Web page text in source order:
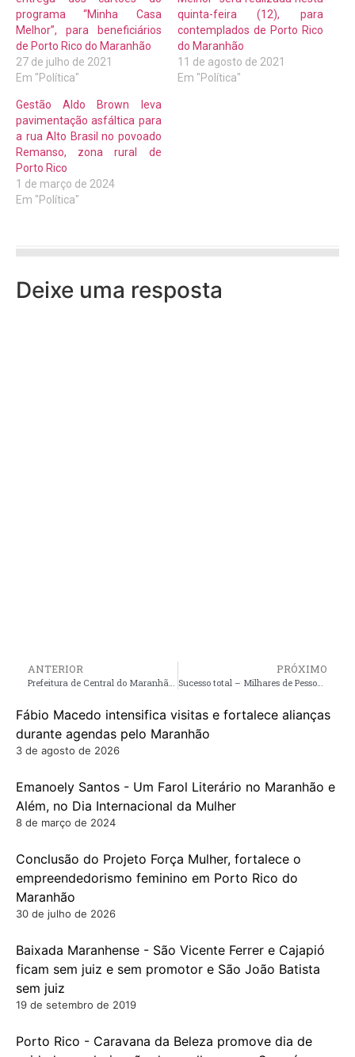
programa “Minha Casa
Melhor”, para beneficiários
de Porto Rico do Maranhão
27 de julho de 2021
Em "Política"
quinta-feira (12), para
contemplados de Porto Rico
do Maranhão
11 de agosto de 2021
Em "Política"
Gestão Aldo Brown leva
pavimentação asfáltica para
a rua Alto Brasil no povoado
Remanso, zona rural de
Porto Rico
1 de março de 2024
Em "Política"
Deixe uma resposta
ANTERIOR
Prefeitura de Central do Maranhão inicia Semana Pedagógica 2025, com foco na educação antirracista
PRÓXIMO
Sucesso total – Milhares de Pessoas saem às ruas de Pinheiro, junto com o prefeito André da RalpNet no bloco os Cara de Pão
Fábio Macedo intensifica visitas e fortalece alianças
durante agendas pelo Maranhão
3 de agosto de 2026
Emanoely Santos - Um Farol Literário no Maranhão e
Além, no Dia Internacional da Mulher
8 de março de 2024
Conclusão do Projeto Força Mulher, fortalece o
empreendedorismo feminino em Porto Rico do
Maranhão
30 de julho de 2026
Baixada Maranhense - São Vicente Ferrer e Cajapió
ficam sem juiz e sem promotor e São João Batista
sem juiz
19 de setembro de 2019
Porto Rico - Caravana da Beleza promove dia de